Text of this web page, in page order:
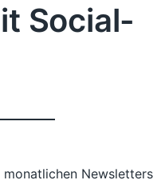
Social-
Newsletters